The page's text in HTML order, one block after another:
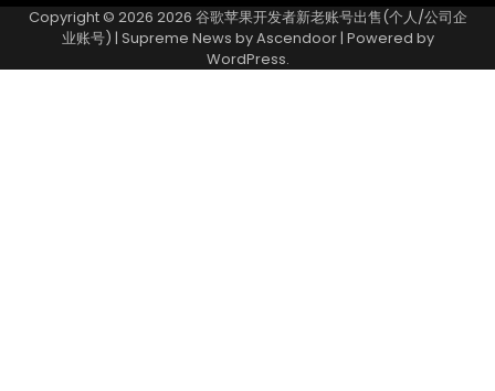
Copyright © 2026 2026 谷歌苹果开发者新老账号出售(个人/公司企
业账号) | Supreme News byAscendoor| Powered by
WordPress.